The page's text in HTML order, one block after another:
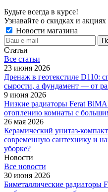
Будьте всегда в курсе!
Узнавайте о скидках и
Новости магазина
Статьи
Все cтатьи
23 июня 2026
Дренаж в геотекстиле D110:
сырости, а фундамент — от
9 июня 2026
Низкие радиаторы Ferat
отоплению комнаты с
26 мая 2026
Керамический унитаз-
современную сантехнику и
уборке?
Новости
Все новости
30 июня 2026
Биметаллические